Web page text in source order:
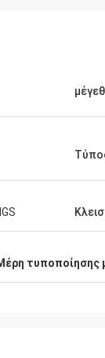
ποιότητα,
τυποποίησης